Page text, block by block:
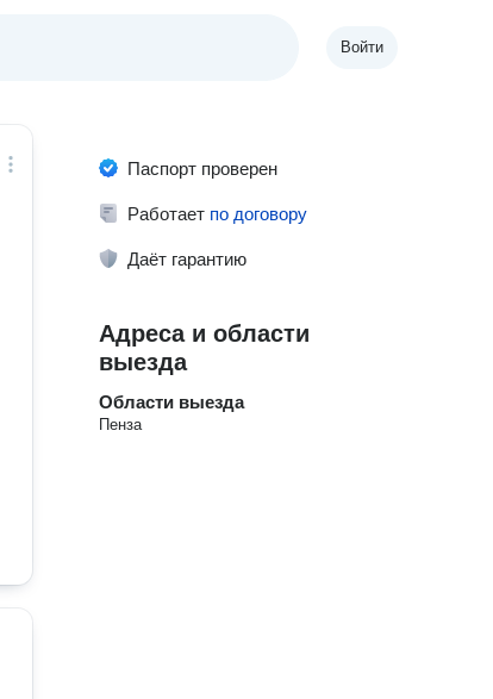
Войти
Паспорт проверен
Работает по договору
Даёт гарантию
Адреса и области
выезда
Области выезда
Пенза